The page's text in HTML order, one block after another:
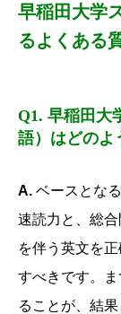
早稲田大学
るよくある
Q1. 早稲田大
語）はどのよ
A. ベースとな
速読力と、 総
を伴う英文を
すべきです。
ることが、 結